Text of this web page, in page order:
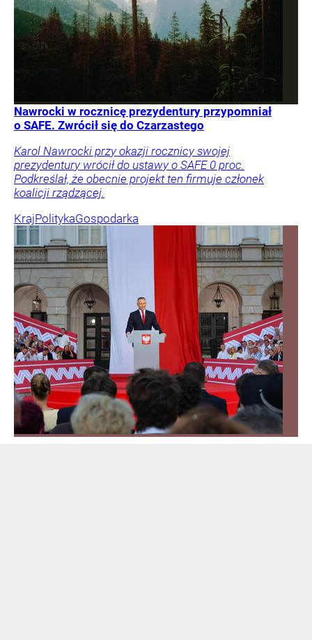
Nawrocki w rocznicę prezydentury przypomniał
o SAFE. Zwrócił się do Czarzastego
Karol Nawrocki przy okazji rocznicy swojej
prezydentury wrócił do ustawy o SAFE 0 proc.
Podkreślał, że obecnie projekt ten firmuje członek
koalicji rządzącej.
KrajPolitykaGospodarka